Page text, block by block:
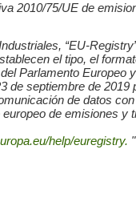
2010/75/UE de
“EU-
el tipo, el
Parlamento
de septiembre de
de datos
de emisiones
help/euregistry. "